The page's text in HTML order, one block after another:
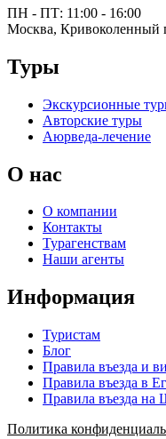
ПН - ПТ: 11:00 - 16:00
Москва, Кривоколенный
Туры
Экскурсионные
Авторские туры
Аюрведа-лечение
О нас
О компании
Контакты
Турагенствам
Наши агенты
Информация
Туристам
Блог
Правила въезда и
Правила въезда в
Правила въезда
Политика